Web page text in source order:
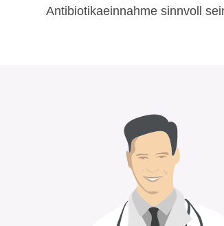
Antibiotikaeinnahme sinnvoll